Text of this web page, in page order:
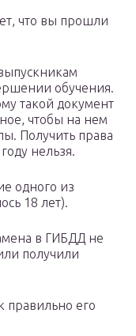
что вы прошли
обучения.
такой документ
чтобы на нем
Получить права
нельзя.
одного из
18 лет).
в ГИБДД не
получили
правильно его